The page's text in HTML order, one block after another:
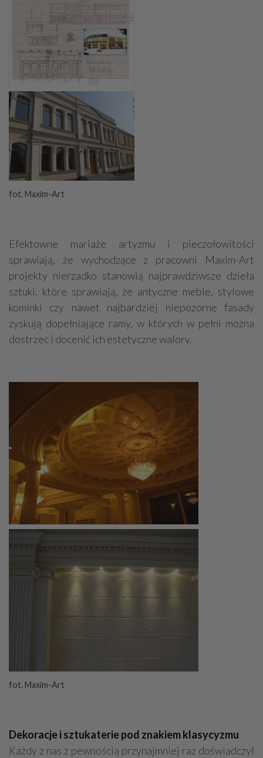
fot. Maxim-Art
Efektowne mariaże artyzmu i pieczołowitości
sprawiają, że wychodzące z pracowni Maxim-Art
projekty nierzadko stanowią najprawdziwsze dzieła
sztuki, które sprawiają, że antyczne meble, stylowe
kominki czy nawet najbardziej niepozorne fasady
zyskują dopełniające ramy, w których w pełni można
dostrzec i docenić ich estetyczne walory.
fot. Maxim-Art
Dekoracje i sztukaterie pod znakiem klasycyzmu
Każdy z nas z pewnością przynajmniej raz doświadczył